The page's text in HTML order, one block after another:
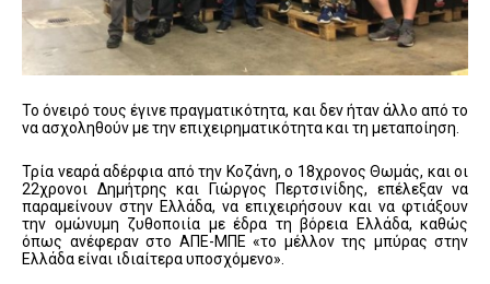
Το όνειρό τους έγινε πραγματικότητα, και δεν ήταν άλλο από το
να ασχοληθούν με την επιχειρηματικότητα και τη μεταποίηση.
Τρία νεαρά αδέρφια από την Κοζάνη, ο 18χρονος Θωμάς, και οι
22χρονοι Δημήτρης και Γιώργος Περτσινίδης, επέλεξαν να
παραμείνουν στην Ελλάδα, να επιχειρήσουν και να φτιάξουν
την ομώνυμη ζυθοποιία με έδρα τη βόρεια Ελλάδα, καθώς
όπως ανέφεραν στο ΑΠΕ-ΜΠΕ «το μέλλον της μπύρας στην
Ελλάδα είναι ιδιαίτερα υποσχόμενο».